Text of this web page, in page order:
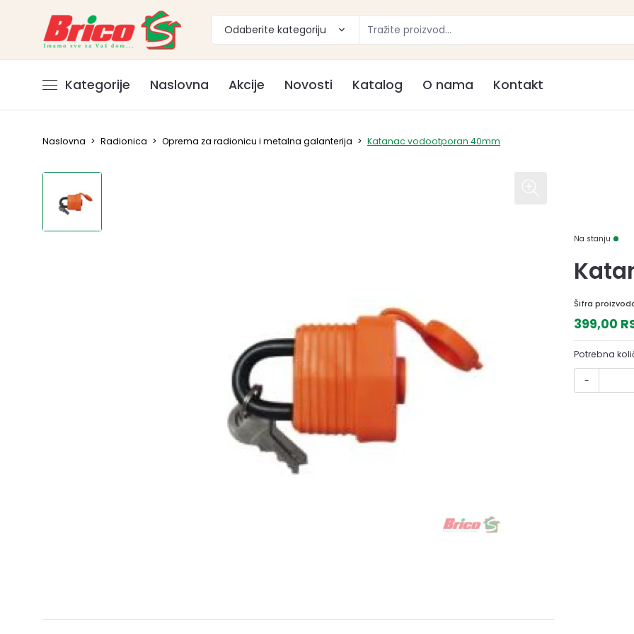
Odaberite kategoriju
Kategorije Naslovna Akcije Novosti Katalog O nama Kontakt
Naslovna > Radionica > Oprema za radionicu i metalna galanterija > Katanac vodootporan 40mm
Na stanju
Šifra
399,00
Potrebna
-